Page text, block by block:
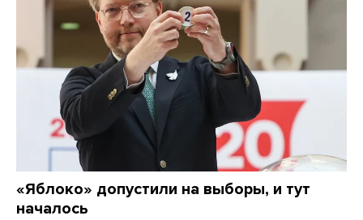
«Яблоко» допустили на выборы, и тут
началось